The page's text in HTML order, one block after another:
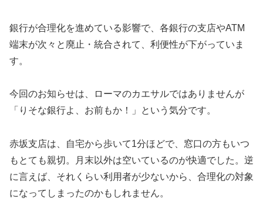
銀行が合理化を進めている影響で、各銀行の支店やATM
端末が次々と廃止・統合されて、利便性が下がっていま
す。
今回のお知らせは、ローマのカエサルではありませんが
「りそな銀行よ、お前もか！」という気分です。
赤坂支店は、自宅から歩いて1分ほどで、窓口の方もいつ
もとても親切。月末以外は空いているのが快適でした。逆
に言えば、それくらい利用者が少ないから、合理化の対象
になってしまったのかもしれません。